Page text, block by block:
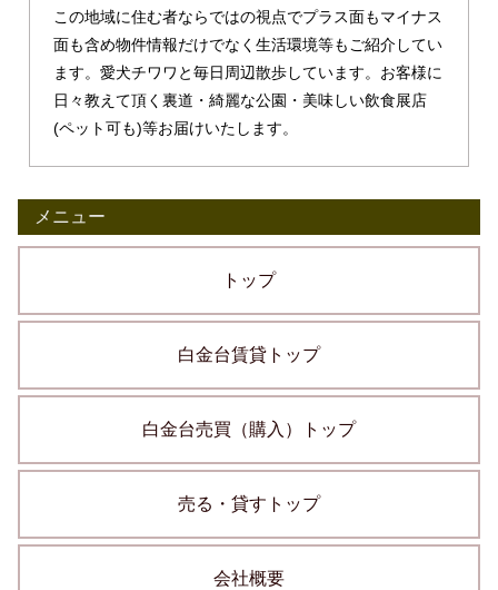
この地域に住む者ならではの視点でプラス面もマイナス
面も含め物件情報だけでなく生活環境等もご紹介してい
ます。愛犬チワワと毎日周辺散歩しています。お客様に
日々教えて頂く裏道・綺麗な公園・美味しい飲食展店
(ペット可も)等お届けいたします。
メニュー
トップ
白金台賃貸トップ
白金台売買（購入）トップ
売る・貸すトップ
会社概要